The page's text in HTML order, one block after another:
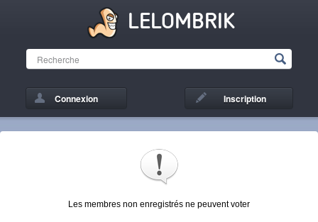
LELOMBRIK
Connexion Inscription
Les membres non enregistrés ne peuvent voter